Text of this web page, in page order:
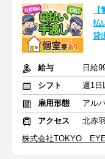
払
貸
給与
日給
シフト
週1日
雇用形態
アル
アクセス
北赤
株式会社TOKYO